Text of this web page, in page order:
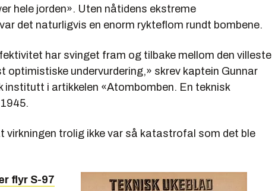
hele jorden». Uten nåtidens ekstreme
det naturligvis en enorm rykteflom rundt bombene.
har svinget fram og tilbake mellom den villeste
optimistiske undervurdering,» skrev kaptein Gunnar
institutt i artikkelen «Atombomben. En teknisk
virkningen trolig ikke var så katastrofal som det ble
flyr S-97